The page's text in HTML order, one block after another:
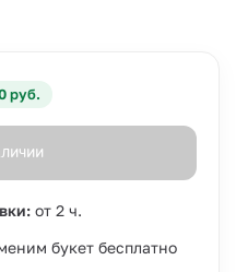
руб.
от 2 ч.
букет бесплатно